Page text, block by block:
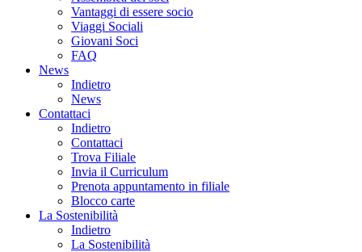
Vantaggi di essere socio
Viaggi Sociali
Giovani Soci
FAQ
News
Indietro
News
Contattaci
Indietro
Contattaci
Trova Filiale
Invia il Curriculum
Prenota appuntamento in filiale
Blocco carte
La Sostenibilità
Indietro
La Sostenibilità